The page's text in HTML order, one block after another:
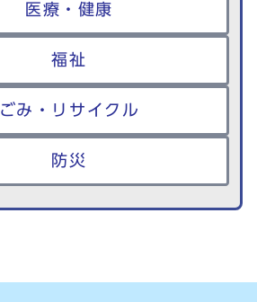
医療・健康
福祉
ごみ・リサイクル
防災